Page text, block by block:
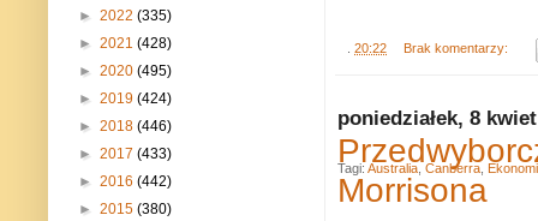
20:22 Brak komentarzy:
poniedziałek, 8
Morrisona
Tagi: Australia Canberra
► 2022 (335)
► 2021 (428)
► 2020 (495)
► 2019 (424)
► 2018 (446)
► 2017 (433)
► 2016 (442)
► 2015 (380)